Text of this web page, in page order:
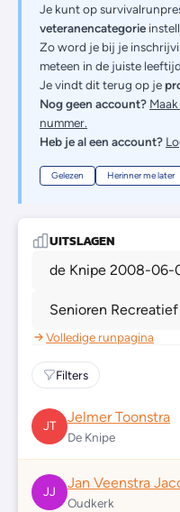
Je kunt op
veteranencategorie
Zo word je bij je
meteen in de juiste
Je vindt dit terug op je
Nog geen account?
nummer.
Heb je al een account?
Gelezen Herinner me later
UITSLAGEN
de Knipe 2008-06-
Senioren
Volledige runpagina
Filters
JT
Jelmer Toonstra
De Knipe
JJ
Jan Veenstra
Oudkerk